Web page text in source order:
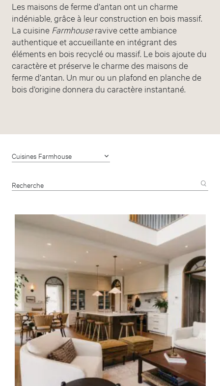
Les maisons de ferme d’antan ont un charme
indéniable, grâce à leur construction en bois massif.
La cuisine Farmhouseravive cette ambiance
authentique et accueillante en intégrant des
éléments en bois recyclé ou massif. Le bois ajoute du
caractère et préserve le charme des maisons de
ferme d’antan. Un mur ou un plafond en planche de
bois d’origine donnera du caractère instantané.
Cuisines Farmhouse
Recherche